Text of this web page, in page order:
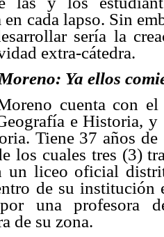
en cada lapso. Sin
sería la
extra-cátedra.
Ya ellos
cuenta con
e Historia, y
Tiene 37 años
los cuales tres (3)
un liceo oficial
de su institución
una profesora
de su zona.